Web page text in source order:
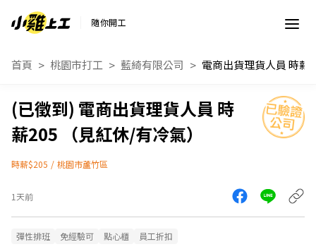
隨你開工
首頁 桃園市打工 藍綺有限公司
電商出貨理貨人員 時
薪205 （見紅休/有冷氣）
時薪$205 / 桃園市蘆竹區
1天前
彈性排班 免經驗可 點心櫃 員工折扣